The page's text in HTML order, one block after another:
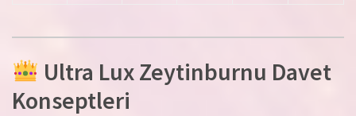
Ultra Lux Zeytinburnu Davet
Konseptleri